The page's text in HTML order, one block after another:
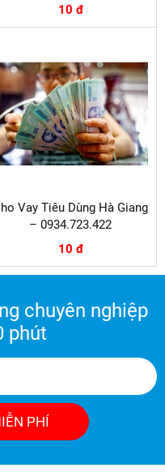
10 đ
Vay Tiêu Dùng Hà Giang
– 0934.723.422
10 đ
chuyên nghiệp
phút
PHÍ